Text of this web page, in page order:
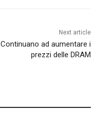
Next article
Continuano ad aumentare i
prezzi delle DRAM